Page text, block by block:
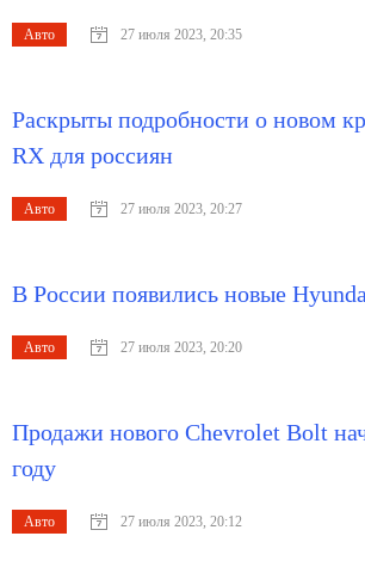
Авто 27 июля 2023, 20:35
Раскрыты подробности о новом
RX для россиян
Авто 27 июля 2023, 20:27
В России появились новые
Авто 27 июля 2023, 20:20
Продажи нового Chevrolet Bolt
году
Авто 27 июля 2023, 20:12